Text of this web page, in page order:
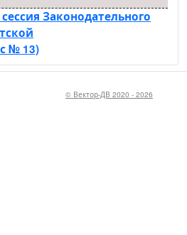
сессия Законодательного
№ 13)
© Вектор-ДВ 2020 - 2026